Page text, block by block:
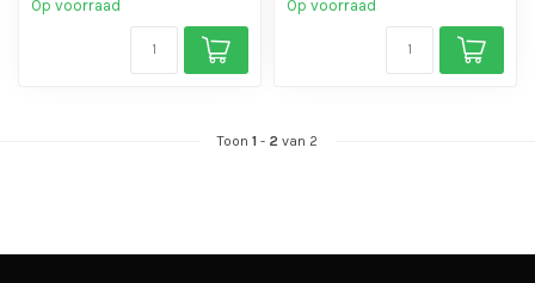
Op voorraad Op voorraad
Toon 1 - 2 van 2